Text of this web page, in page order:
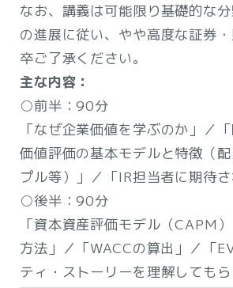
なお、講義は可能限り基礎的な
の進展に従い、やや高度な証券
卒ご了承ください。
主な内容：
○前半：90分
「なぜ企業価値を学ぶのか」／
価値評価の基本モデルと特徴（
プル等）」／「IR担当者に期待さ
○後半：90分
「資本資産評価モデル（CAPM
方法」／「WACCの算出」／「
ティ・ストーリーを理解してもら